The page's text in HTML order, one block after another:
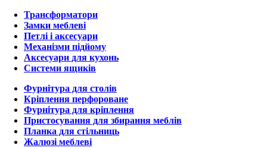
Трансформатори
Замки меблеві
Петлі і аксесуари
Механізми підйому
Аксесуари для кухонь
Системи ящиків
Фурнітура для столів
Кріплення перфороване
Фурнітура для кріплення
Пристосування для збирання меблів
Планка для стільниць
Жалюзі меблеві